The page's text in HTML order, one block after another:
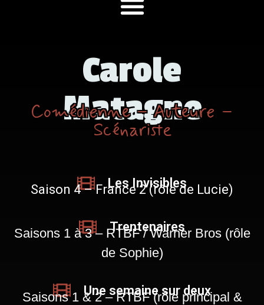
Carole
Matagne
Comédienne – Auteure –
Scénariste
Les Invisibles
Saison 4 – France 2 (rôle de Lucie)
Trentenaires
Saisons 1 à 3 – RTBF / Warner Bros (rôle
de Sophie)
Une semaine sur deux
Saisons 1 & 2 – RTBF (rôle principal &